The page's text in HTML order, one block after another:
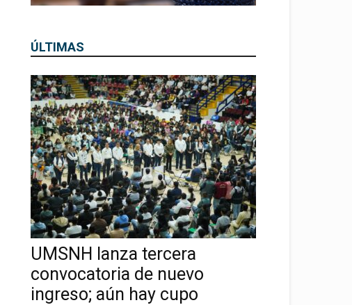
ÚLTIMAS
UMSNH lanza tercera
convocatoria de nuevo
ingreso; aún hay cupo